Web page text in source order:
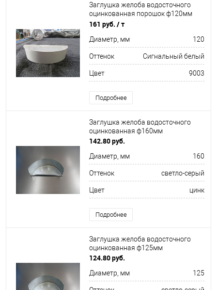
Заглушка желоба водосточного
оцинкованная порошок ф120мм
RAL 9003
161 руб. / т
Диаметр, мм 120
Оттенок Сигнальный белый
Цвет 9003
Подробнее
Заглушка желоба водосточного
оцинкованная ф160мм
142.80 руб.
Диаметр, мм 160
Оттенок светло-серый
Цвет цинк
Подробнее
Заглушка желоба водосточного
оцинкованная ф125мм
124.80 руб.
Диаметр, мм 125